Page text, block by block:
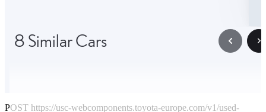
8 Similar Cars
POST https://usc-webcomponents.toyota-europe.com/v1/used-